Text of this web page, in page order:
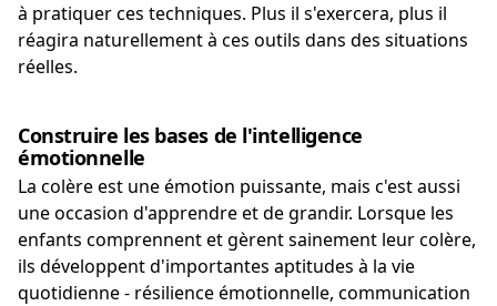
à pratiquer ces techniques. Plus il s'exercera, plus il
réagira naturellement à ces outils dans des situations
réelles.
Construire les bases de l'intelligence
émotionnelle
La colère est une émotion puissante, mais c'est aussi
une occasion d'apprendre et de grandir. Lorsque les
enfants comprennent et gèrent sainement leur colère,
ils développent d'importantes aptitudes à la vie
quotidienne - résilience émotionnelle, communication